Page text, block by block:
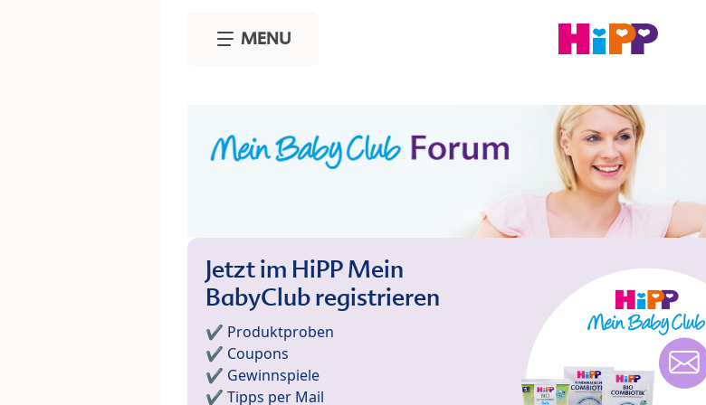
MENU
Jetzt im HiPP Mein
BabyClub registrieren
✔️ Produktproben
✔️ Coupons
✔️ Gewinnspiele
✔️ Tipps per Mail